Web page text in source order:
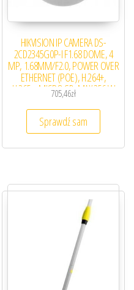
HIKVISION IP CAMERA DS-
2CD2345G0P-I F1.68 DOME, 4
MP, 1.68MM/F2.0, POWER OVER
ETHERNET (POE), H.264+,
H.265+, MICRO SD, MAX.256 W
STREFIE KOMFORTU
705,46zł
Sprawdź sam